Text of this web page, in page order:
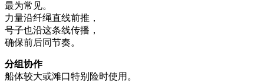
最为常见。
力量沿纤绳直线前推，
号子也沿这条线传播，
确保前后同节奏。
分组协作
船体较大或滩口特别险时使用。